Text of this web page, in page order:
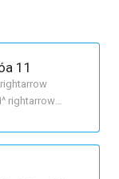
11
rightarrow
rightarrow
+ 3NH3 +